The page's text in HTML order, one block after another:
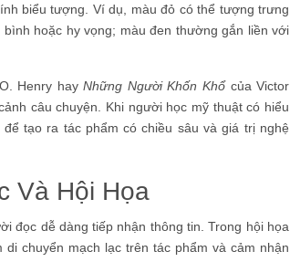
biểu tượng. Ví dụ, màu đỏ có thể tượng trưng
hoặc hy vọng; màu đen thường gắn liền với
Henry hayNhững Người Khốn Khổcủa Victor
câu chuyện. Khi người học mỹ thuật có hiểu
tạo ra tác phẩm có chiều sâu và giá trị nghệ
Và Hội Họa
đọc dễ dàng tiếp nhận thông tin. Trong hội họa
chuyển mạch lạc trên tác phẩm và cảm nhận